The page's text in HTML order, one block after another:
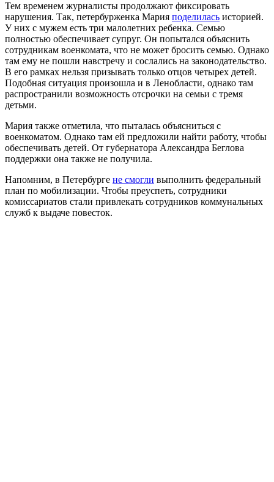
Тем временем журналисты продолжают фиксировать
нарушения. Так, петербурженка Мария поделилась историей.
У них с мужем есть три малолетних ребенка. Семью
полностью обеспечивает супруг. Он попытался объяснить
сотрудникам военкомата, что не может бросить семью. Однако
там ему не пошли навстречу и сослались на законодательство.
В его рамках нельзя призывать только отцов четырех детей.
Подобная ситуация произошла и в Ленобласти, однако там
распространили возможность отсрочки на семьи с тремя
детьми.
Мария также отметила, что пыталась объясниться с
военкоматом. Однако там ей предложили найти работу, чтобы
обеспечивать детей. От губернатора Александра Беглова
поддержки она также не получила.
Напомним, в Петербурге не смогли выполнить федеральный
план по мобилизации. Чтобы преуспеть, сотрудники
комиссариатов стали привлекать сотрудников коммунальных
служб к выдаче повесток.